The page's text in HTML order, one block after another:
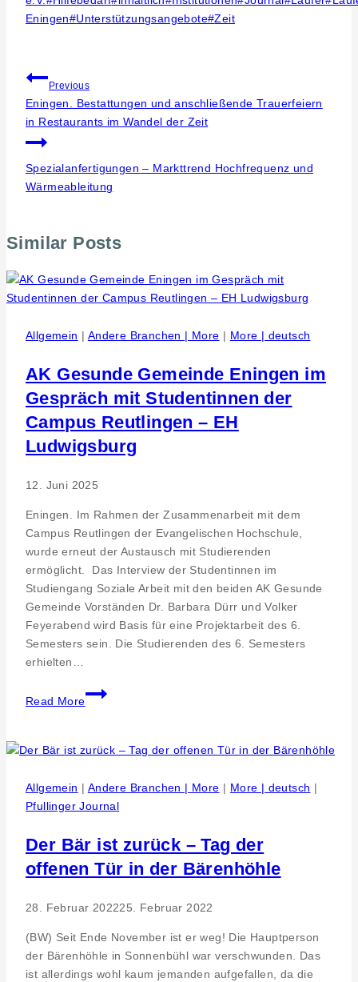
Eningen#Unterstützungsangebote#Zeit
Beitragsnavigation
Previous
Eningen. Bestattungen und anschließende Trauerfeiern
in Restaurants im Wandel der Zeit
Spezialanfertigungen – Markttrend Hochfrequenz und
Wärmeableitung
Similar Posts
Allgemein | Andere Branchen | More | More | deutsch
AK Gesunde Gemeinde Eningen im
Gespräch mit Studentinnen der
Campus Reutlingen – EH
Ludwigsburg
12. Juni 2025
Eningen. Im Rahmen der Zusammenarbeit mit dem
Campus Reutlingen der Evangelischen Hochschule,
wurde erneut der Austausch mit Studierenden
ermöglicht. Das Interview der Studentinnen im
Studiengang Soziale Arbeit mit den beiden AK Gesunde
Gemeinde Vorständen Dr. Barbara Dürr und Volker
Feyerabend wird Basis für eine Projektarbeit des 6.
Semesters sein. Die Studierenden des 6. Semesters
erhielten…
Read More
AK
Gesunde
Eningen
Gespräch
mit
der
Campus
Reutlingen
EH
Ludwigsburg
Allgemein | Andere Branchen | More | More | deutsch |
Pfullinger Journal
Der Bär ist zurück – Tag der
offenen Tür in der Bärenhöhle
28. Februar 202225. Februar 2022
(BW) Seit Ende November ist er weg! Die Hauptperson
der Bärenhöhle in Sonnenbühl war verschwunden. Das
ist allerdings wohl kaum jemanden aufgefallen, da die